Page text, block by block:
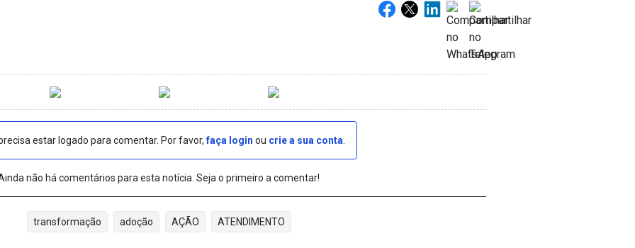
estar logado para comentar. Por favor,faça login ou crie a sua conta
não há comentários para esta notícia. Seja o primeiro a comentar!
transformação adoção AÇÃO ATENDIMENTO